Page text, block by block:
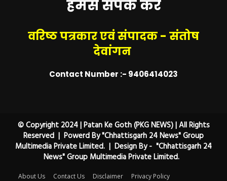
हमसे संपर्क करें
वरिष्ठ पत्रकार एवं संपादक - संतोष
देवांगन
Contact Number :- 9406414023
© Copyright 2024 | Patan Ke Goth (PKG NEWS) | All Rights
Reserved | Powerd By "Chhattisgarh 24 News" Group
Multimedia Private Limited. | Design By - "Chhattisgarh 24
News" Group Multimedia Private Limited.
About Us Contact Us Disclaimer Privacy Policy